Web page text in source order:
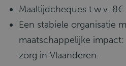
Maaltijdcheques t.w.v. 8€
Een stabiele organisatie
maatschappelijke
zorg in Vlaanderen.